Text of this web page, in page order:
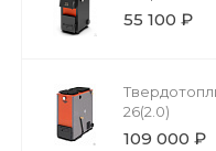
55 100 ₽
26(2.0)
109 000 ₽